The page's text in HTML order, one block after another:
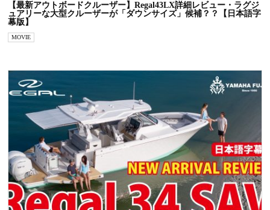
【最新アウトボードクルーザー】Regal43LX詳細レビュー・ラグジ
ュアリーな大型クルーザーが「ダウンサイズ」候補？？【日本語字
幕版】
MOVIE